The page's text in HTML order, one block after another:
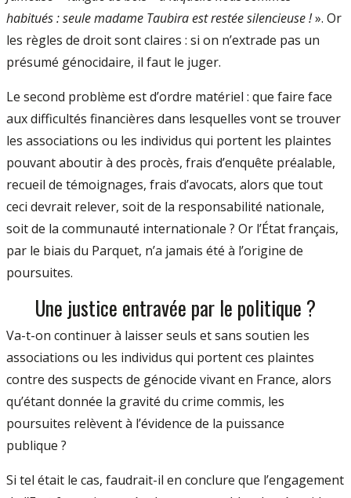
habitués : seule madame Taubira est restée silencieuse !». Or
les règles de droit sont claires : si on n’extrade pas un
présumé génocidaire, il faut le juger.
Le second problème est d’ordre matériel : que faire face
aux difficultés financières dans lesquelles vont se trouver
les associa­tions ou les individus qui portent les plaintes
pouvant aboutir à des procès, frais d’enquête préalable,
recueil de témoignages, frais d’avocats, alors que tout
ceci devrait relever, soit de la responsabilité nationale,
soit de la communauté internationale ? Or l’État français,
par le biais du Parquet, n’a jamais été à l’origine de
poursuites.
Une justice entravée par le politique ?
Va­-t­-on continuer à laisser seuls et sans soutien les
associations ou les individus qui portent ces plaintes
contre des suspects de génocide vivant en France, alors
qu’étant donnée la gravité du crime commis, les
poursuites relèvent à l’évidence de la puissance
publique ?
Si tel était le cas, faudrait­-il en conclure que l’engagement